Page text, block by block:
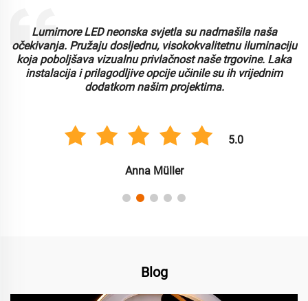
Lumimore LED neonska svjetla su nadmašila naša
očekivanja. Pružaju dosljednu, visokokvalitetnu iluminaciju
koja poboljšava vizualnu privlačnost naše trgovine. Laka
instalacija i prilagodljive opcije učinile su ih vrijednim
dodatkom našim projektima.
5.0
Anna Müller
Blog